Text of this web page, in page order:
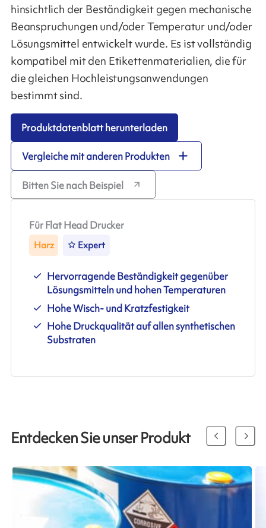
hinsichtlich der Beständigkeit gegen mechanische
Beanspruchungen und/oder Temperatur und/oder
Lösungsmittel entwickelt wurde. Es ist vollständig
kompatibel mit den Etikettenmaterialien, die für
die gleichen Hochleistungsanwendungen
bestimmt sind.
Produktdatenblatt herunterladen
Vergleiche mit anderen Produkten
Bitten Sie nach Beispiel
Für Flat Head Drucker
Harz Expert
Hervorragende Beständigkeit gegenüber
Lösungsmitteln und hohen Temperaturen
Hohe Wisch- und Kratzfestigkeit
Hohe Druckqualität auf allen synthetischen
Substraten
Entdecken Sie unser Produkt